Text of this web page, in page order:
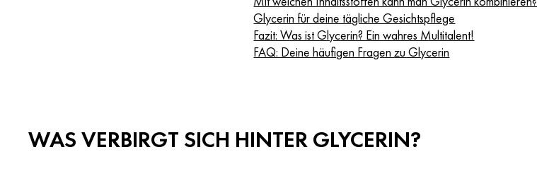
Glycerin für deine tägliche Gesichtspflege
Fazit: Was ist Glycerin? Ein wahres Multitalent!
FAQ: Deine häufigen Fragen zu Glycerin
WAS VERBIRGT SICH HINTER GLYCERIN?